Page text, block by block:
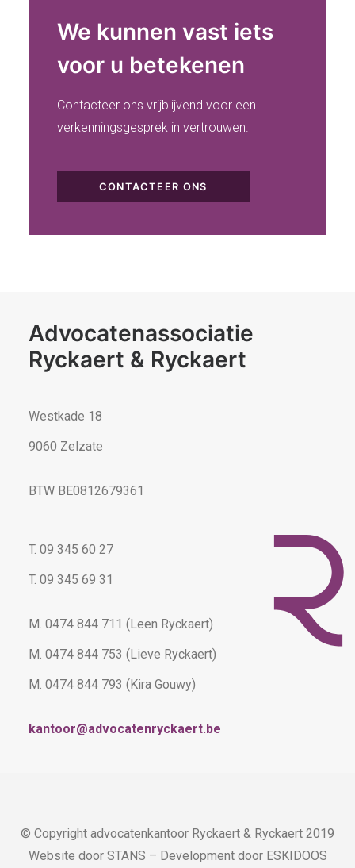
We kunnen vast iets
voor u betekenen
Contacteer ons vrijblijvend voor een
verkenningsgesprek in vertrouwen.
CONTACTEER ONS
Advocatenassociatie
Ryckaert & Ryckaert
Westkade 18
9060 Zelzate
BTW BE0812679361
T. 09 345 60 27
T. 09 345 69 31
M. 0474 844 711 (Leen Ryckaert)
M. 0474 844 753 (Lieve Ryckaert)
M. 0474 844 793 (Kira Gouwy)
kantoor@advocatenryckaert.be
© Copyright advocatenkantoor Ryckaert & Ryckaert 2019
Website door STANS – Development door ESKIDOOS